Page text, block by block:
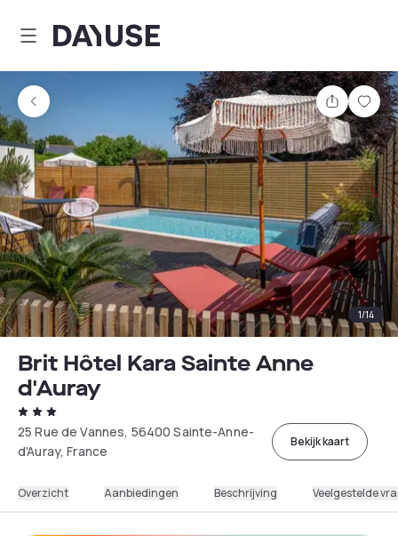
Dayuse
Delen
1/14
Brit Hôtel Kara Sainte Anne
d'Auray
25 Rue de Vannes, 56400 Sainte-Anne-
d'Auray, France
Bekijk kaart
Overzicht Aanbiedingen Beschrijving Veelgestelde